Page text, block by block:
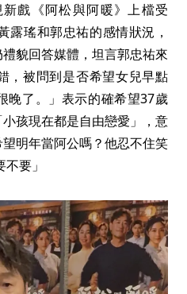
戲《阿松與阿暖》上檔受
露瑤和郭忠祐的感情狀況，
貌回答媒體，坦言郭忠祐來
，被問到是否希望女兒早點
晚了。」表示的確希望37歲
孩現在都是自由戀愛」，意
明年當阿公嗎？他忍不住笑
要」